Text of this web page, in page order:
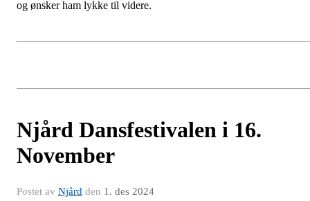
og ønsker ham lykke til videre.
Njård Dansfestivalen i 16.
November
Postet av Njård den 1. des 2024